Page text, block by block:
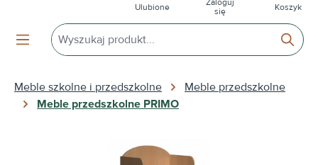
Ulubione
Zaloguj
się
Koszyk
Meble szkolne i przedszkolne
Meble przedszkolne
Meble przedszkolne PRIMO